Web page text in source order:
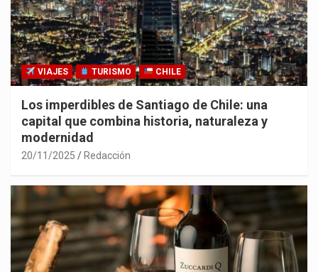
VIAJES TURISMO CHILE
Los imperdibles de Santiago de Chile: una
capital que combina historia, naturaleza y
modernidad
20/11/2025 Redacción